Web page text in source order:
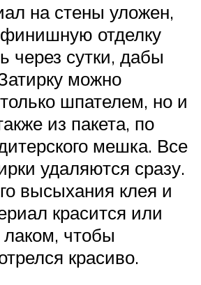
на стены уложен,
финишную отделку
через сутки, дабы
можно
шпателем, но и
из пакета, по
мешка. Все
удаляются сразу.
высыхания клея и
красится или
лаком, чтобы
красиво.